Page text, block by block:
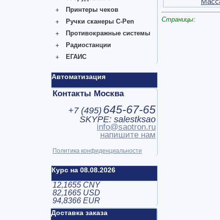
Принтеры чеков
Ручки сканеры C-Pen
Противокражные системы
Радиостанции
ЕГАИС
Автоматизация
Контакты Москва
+7 (495) 645-67-65
SKYPE: salestksao
info@saotron.ru
напишите нам
Политика конфиденциальности
Курс на 08.08.2026
12,1655 CNY
82,1665 USD
94,8366 EUR
Доставка заказа
Страницы: